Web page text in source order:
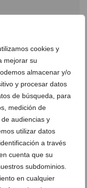
cookies y
mejorar su
almacenar y/o
y procesar datos
de búsqueda, para
medición de
audiencias y
utilizar datos
a través
cuenta que su
subdominios.
en cualquier
para hacer un
Puga